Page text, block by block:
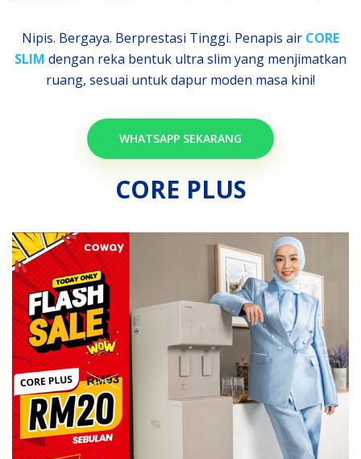
Nipis. Bergaya. Berprestasi Tinggi. Penapis air CORE
SLIM dengan reka bentuk ultra slim yang menjimatkan
ruang, sesuai untuk dapur moden masa kini!
WHATSAPP SEKARANG
CORE PLUS